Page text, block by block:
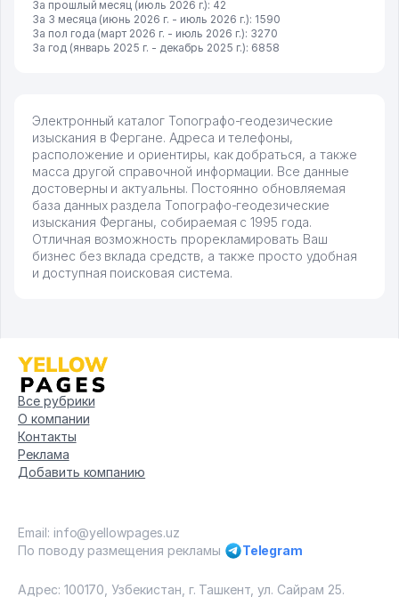
За прошлый месяц (июль 2026 г.): 42
За 3 месяца (июнь 2026 г. - июль 2026 г.): 1590
За пол года (март 2026 г. - июль 2026 г.): 3270
За год (январь 2025 г. - декабрь 2025 г.): 6858
Электронный каталог Топографо-геодезические
изыскания в Фергане. Адреса и телефоны,
расположение и ориентиры, как добраться, а также
масса другой справочной информации. Все данные
достоверны и актуальны. Постоянно обновляемая
база данных раздела Топографо-геодезические
изыскания Ферганы, собираемая с 1995 года.
Отличная возможность прорекламировать Ваш
бизнес без вклада средств, а также просто удобная
и доступная поисковая система.
Все рубрики
О компании
Контакты
Реклама
Добавить компанию
Email: info@yellowpages.uz
По поводу размещения рекламы
Telegram
Адрес: 100170, Узбекистан, г. Ташкент, ул. Сайрам 25.